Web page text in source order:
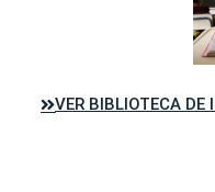
VER BIBLIOTECA DE